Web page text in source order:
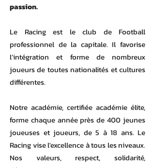
passion.
Le Racing est le club de Football
professionnel de la capitale. Il favorise
l’intégration et forme de nombreux
joueurs de toutes nationalités et cultures
différentes.
Notre académie, certifiée académie élite,
forme chaque année près de 400 jeunes
joueuses et joueurs, de 5 à 18 ans. Le
Racing vise l'excellence à tous les niveaux.
Nos valeurs, respect, solidarité,